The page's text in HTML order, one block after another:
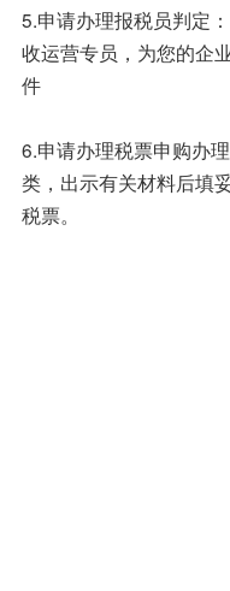
5.申请办理报税员判定
收运营专员，为您的企
件
6.申请办理税票申购办
类，出示有关材料后填
税票。